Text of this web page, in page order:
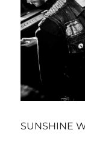
SUNSHINE